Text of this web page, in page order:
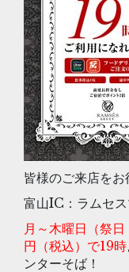
皆様のご来店をお
富山IC：ラムセ
月～木曜日（祭
円（税込）で19時
ンターそば！